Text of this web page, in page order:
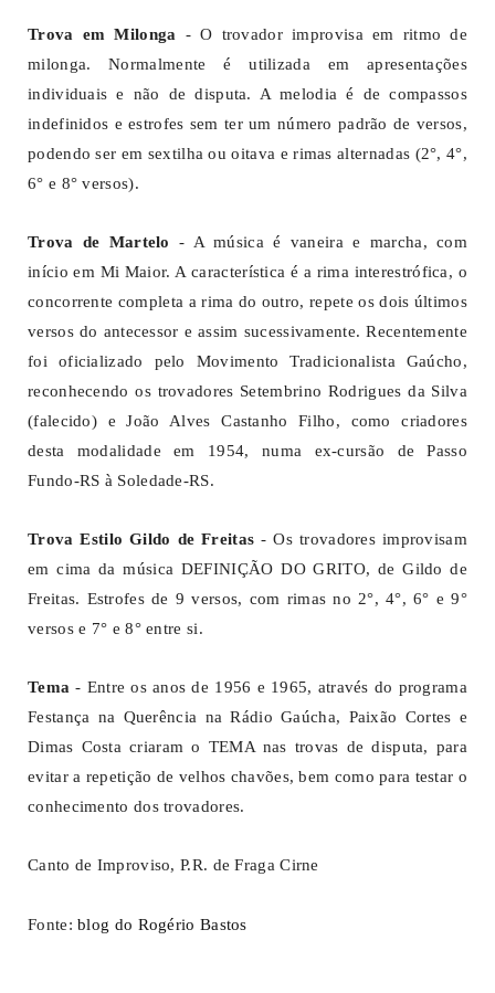
Trova em Milonga - O trovador improvisa em ritmo de
milonga. Normalmente é utilizada em apresentações
individuais e não de disputa. A melodia é de compassos
indefinidos e estrofes sem ter um número padrão de versos,
podendo ser em sextilha ou oitava e rimas alternadas (2°, 4°,
6° e 8° versos).
Trova de Martelo
- A música é vaneira e marcha, com
início em Mi Maior. A característica é a rima interestrófica, o
concorrente completa a rima do outro, repete os dois últimos
versos do antecessor e assim sucessivamente. Recentemente
foi oficializado pelo Movimento Tradicionalista Gaúcho,
reconhecendo os trovadores Setembrino Rodrigues da Silva
(falecido) e João Alves Castanho Filho, como criadores
desta modalidade em 1954, numa ex-cursão de Passo
Fundo-RS à Soledade-RS.
Trova Estilo Gildo de Freitas - Os trovadores improvisam
em cima da música DEFINIÇÃO DO GRITO, de Gildo de
Freitas. Estrofes de 9 versos, com rimas no 2°, 4°, 6° e 9°
versos e 7° e 8° entre si.
Tema - Entre os anos de 1956 e 1965, através do programa
Festança na Querência na Rádio Gaúcha, Paixão Cortes e
Dimas Costa criaram o TEMA nas trovas de disputa, para
evitar a repetição de velhos chavões, bem como para testar o
conhecimento dos trovadores.
Canto de Improviso,P.R. de Fraga Cirne
Fonte:blog do Rogério Bastos